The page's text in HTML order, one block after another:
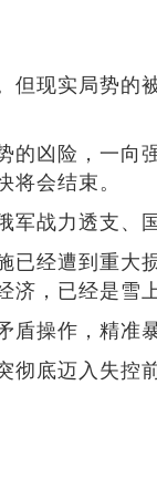
现实局势
凶险，一
将会结束。
战力透支、
经遭到重
，已经是雪
操作，精准
底迈入失